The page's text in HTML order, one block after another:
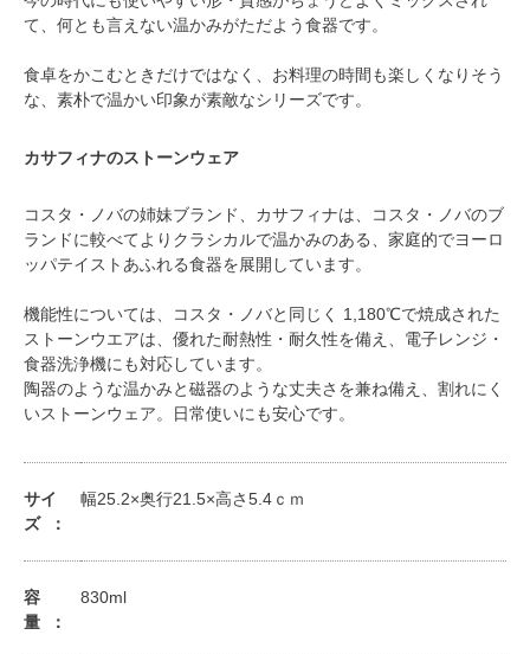
て、何とも言えない温かみがただよう食器です。
食卓をかこむときだけではなく、お料理の時間も楽しくなりそう
な、素朴で温かい印象が素敵なシリーズです。
カサフィナのストーンウェア
コスタ・ノバの姉妹ブランド、カサフィナは、コスタ・ノバのブ
ランドに較べてよりクラシカルで温かみのある、家庭的でヨーロ
ッパテイストあふれる食器を展開しています。
機能性については、コスタ・ノバと同じく 1,180℃で焼成された
ストーンウエアは、優れた耐熱性・耐久性を備え、電子レンジ・
食器洗浄機にも対応しています。
陶器のような温かみと磁器のような丈夫さを兼ね備え、割れにく
いストーンウェア。日常使いにも安心です。
サイ
ズ
幅25.2×奥行21.5×高さ5.4ｃｍ
容
量
830ml